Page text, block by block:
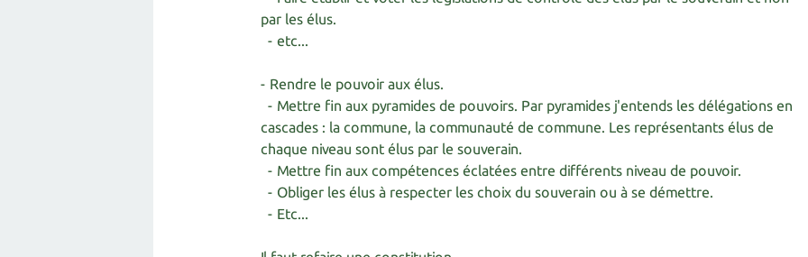
par les élus.
- etc...
- Rendre le pouvoir aux élus.
- Mettre fin aux pyramides de pouvoirs. Par pyramides j'entends les délégations en
cascades : la commune, la communauté de commune. Les représentants élus de
chaque niveau sont élus par le souverain.
- Mettre fin aux compétences éclatées entre différents niveau de pouvoir.
- Obliger les élus à respecter les choix du souverain ou à se démettre.
- Etc...